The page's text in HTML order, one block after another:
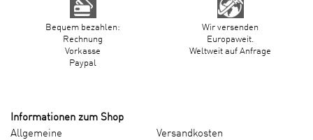
Bequem bezahlen:
Rechnung
Vorkasse
Paypal
Wir versenden
Europaweit.
Weltweit auf Anfrage
Informationen zum Shop
Allgemeine
Versandkosten